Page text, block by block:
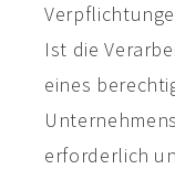
Ist die
eines
erforderlich